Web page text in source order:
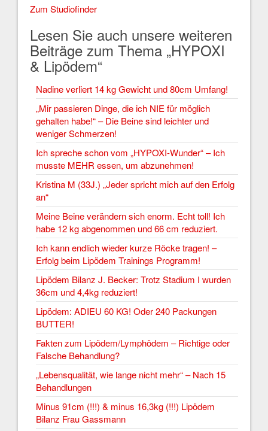
Zum Studiofinder
Lesen Sie auch unsere weiteren
Beiträge zum Thema „HYPOXI
& Lipödem“
Nadine verliert 14 kg Gewicht und 80cm Umfang!
„Mir passieren Dinge, die ich NIE für möglich
gehalten habe!“ – Die Beine sind leichter und
weniger Schmerzen!
Ich spreche schon vom „HYPOXI-Wunder“ – Ich
musste MEHR essen, um abzunehmen!
Kristina M (33J.) „Jeder spricht mich auf den Erfolg
an“
Meine Beine verändern sich enorm. Echt toll! Ich
habe 12 kg abgenommen und 66 cm reduziert.
Ich kann endlich wieder kurze Röcke tragen! –
Erfolg beim Lipödem Trainings Programm!
Lipödem Bilanz J. Becker: Trotz Stadium I wurden
36cm und 4,4kg reduziert!
Lipödem: ADIEU 60 KG! Oder 240 Packungen
BUTTER!
Fakten zum Lipödem/Lymphödem – Richtige oder
Falsche Behandlung?
„Lebensqualität, wie lange nicht mehr“ – Nach 15
Behandlungen
Minus 91cm (!!!) & minus 16,3kg (!!!) Lipödem
Bilanz Frau Gassmann